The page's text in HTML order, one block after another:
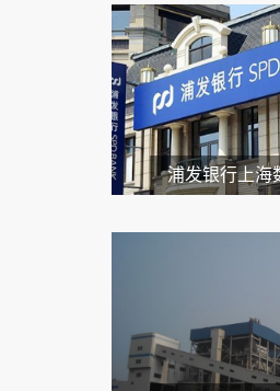
浦发银行上海